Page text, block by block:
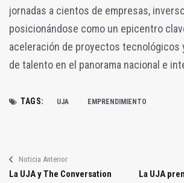
jornadas a cientos de empresas,
posicionándose como un epicentro
aceleración de proyectos tecnológicos
de talento en el panorama nacional e
TAGS: UJA EMPRENDIMIENTO
Noticia Anterior
La UJA y The Conversation
La UJA